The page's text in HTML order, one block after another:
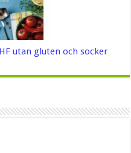
utan gluten och socker